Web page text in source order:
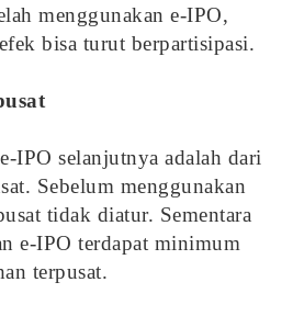
menggunakan e-IPO,
bisa turut berpartisipasi.
IPO selanjutnya adalah dari
Sebelum menggunakan
tidak diatur. Sementara
e-IPO terdapat minimum
terpusat.